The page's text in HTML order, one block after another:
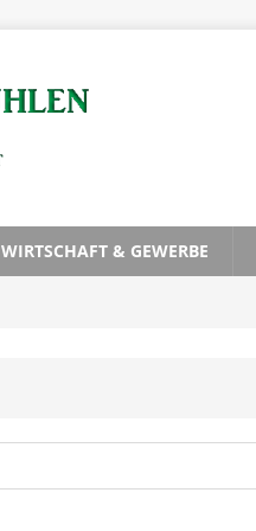
WIRTSCHAFT & GEWERBE